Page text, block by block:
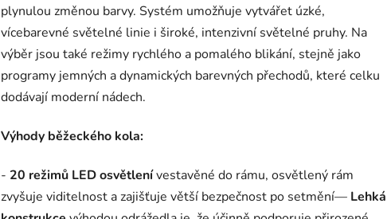
plynulou změnou barvy. Systém umožňuje vytvářet úzké,
vícebarevné světelné linie i široké, intenzivní světelné pruhy. Na
výběr jsou také režimy rychlého a pomalého blikání, stejně jako
programy jemných a dynamických barevných přechodů, které celku
dodávají moderní nádech.
Výhody běžeckého kola:
- 20 režimů LED osvětlenívestavěné do rámu, osvětlený rám
zvyšuje viditelnost a zajišťuje větší bezpečnost po setmění— Lehká